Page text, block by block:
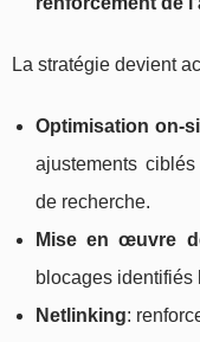
La stratégie devient
Optimisation on-
ajustements
de recherche.
Mise en œuvre
blocages identifiés
Netlinking: